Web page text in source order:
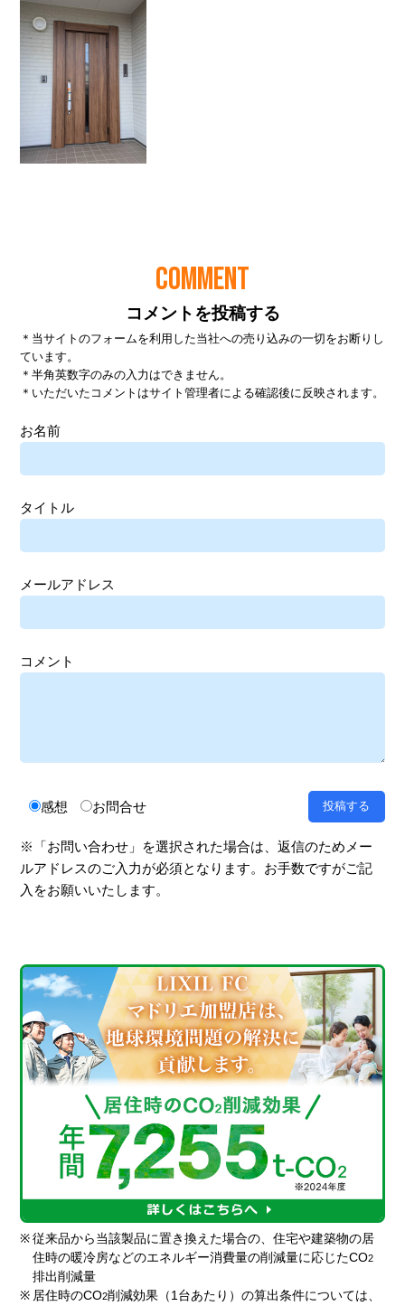
COMMENT
コメントを投稿する
＊当サイトのフォームを利用した当社への売り込みの一切をお断りし
ています。
＊半角英数字のみの入力はできません。
＊いただいたコメントはサイト管理者による確認後に反映されます。
お名前
タイトル
メールアドレス
コメント
感想 お問合せ
※「お問い合わせ」を選択された場合は、返信のためメー
ルアドレスのご入力が必須となります。お手数ですがご記
入をお願いいたします。
※ 従来品から当該製品に置き換えた場合の、住宅や建築物の居
住時の暖冷房などのエネルギー消費量の削減量に応じたCO2
排出削減量
※ 居住時のCO2削減効果（1台あたり）の算出条件については、